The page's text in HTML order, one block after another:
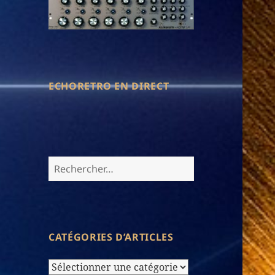
ECHORETRO EN DIRECT
Rechercher :
CATÉGORIES D’ARTICLES
Catégories